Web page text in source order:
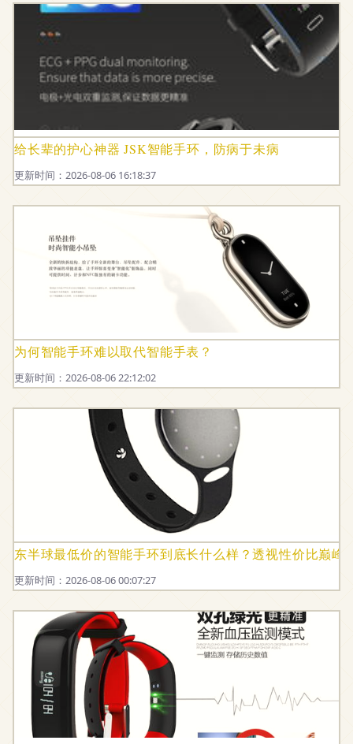
给长辈的护心神器 JSK智能手环，防病于未病
更新时间：2026-08-06 16:18:37
为何智能手环难以取代智能手表？
更新时间：2026-08-06 22:12:02
东半球最低价的智能手环到底长什么样？透视性价比巅峰
更新时间：2026-08-06 00:07:27